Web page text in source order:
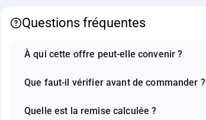
Questions fréquentes
À qui cette offre peut-elle convenir ?
Que faut-il vérifier avant de commander ?
Quelle est la remise calculée ?